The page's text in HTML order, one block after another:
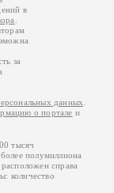
в
за
данных
о портале и
тысяч
полумиллиона
справа
количество